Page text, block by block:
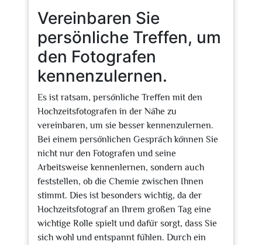
Vereinbaren Sie
persönliche Treffen, um
den Fotografen
kennenzulernen.
Es ist ratsam, persönliche Treffen mit den
Hochzeitsfotografen in der Nähe zu
vereinbaren, um sie besser kennenzulernen.
Bei einem persönlichen Gespräch können Sie
nicht nur den Fotografen und seine
Arbeitsweise kennenlernen, sondern auch
feststellen, ob die Chemie zwischen Ihnen
stimmt. Dies ist besonders wichtig, da der
Hochzeitsfotograf an Ihrem großen Tag eine
wichtige Rolle spielt und dafür sorgt, dass Sie
sich wohl und entspannt fühlen. Durch ein